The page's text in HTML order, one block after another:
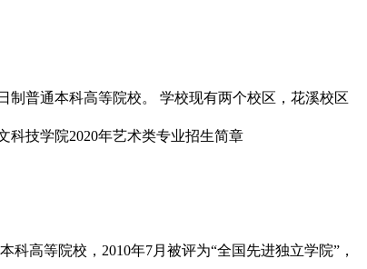
制普通本科高等院校。 学校现有两个校区，花溪校区
高等院校，2010年7月被评为“全国先进独立学院”，